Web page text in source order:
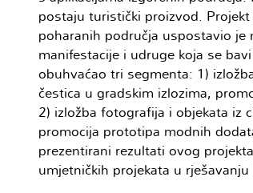
postaju turistički proizvod.
poharanih područja uspostavio
manifestacije i udruge koja se
obuhvaćao tri segmenta: 1)
čestica u gradskim izlozima,
2) izložba fotografija i objekata iz
promocija prototipa modnih
prezentirani rezultati ovog
umjetničkih projekata u